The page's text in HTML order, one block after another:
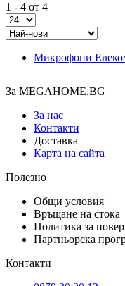
1 - 4 от 4
Микрофони
За MEGAHOME.BG
За нас
Контакти
Доставка
Карта на сайта
Полезно
Общи условия
Връщане на стока
Политика за
Партньорска
Контакти